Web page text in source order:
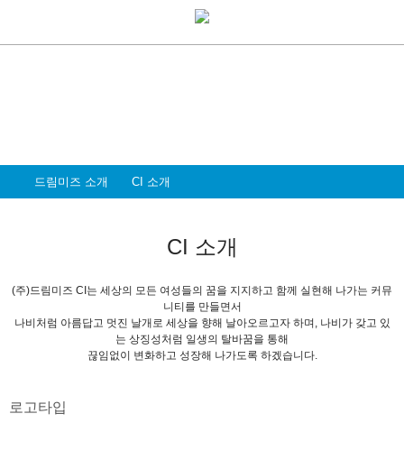
드림미즈 소개 CI 소개
CI 소개
(주)드림미즈 CI는 세상의 모든 여성들의 꿈을 지지하고 함께 실현해 나가는 커뮤
니티를 만들면서
나비처럼 아름답고 멋진 날개로 세상을 향해 날아오르고자 하며, 나비가 갖고 있
는 상징성처럼 일생의 탈바꿈을 통해
끊임없이 변화하고 성장해 나가도록 하겠습니다.
로고타입